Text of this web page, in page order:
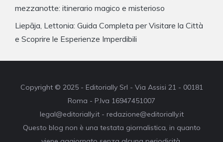
mezzanotte: itinerario magico e misterioso
Liepāja, Lettonia: Guida Completa per Visitare la Città
e Scoprire le Esperienze Imperdibili
Copyright © 2025 - Editorially Srl - Via Assisi 21 - 00181
Roma - P.Iva 16947451007
legal@editorially.it - redazione@editorially.it
Questo blog non è una testata giornalistica, in quanto